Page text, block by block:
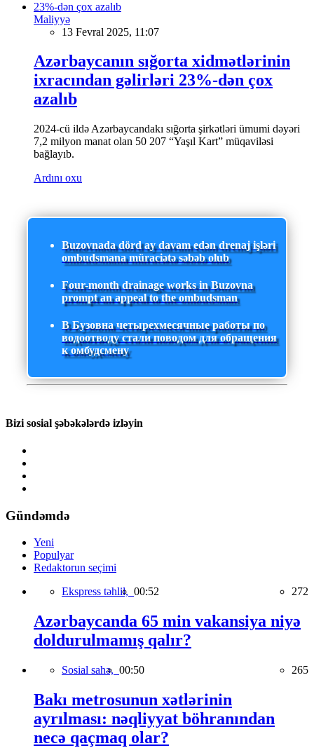
Maliyyə
13 Fevral 2025, 11:07
Azərbaycanın sığorta xidmətlərinin
ixracından gəlirləri 23%-dən çox
azalıb
2024-cü ildə Azərbaycandakı sığorta şirkətləri ümumi dəyəri
7,2 milyon manat olan 50 207 “Yaşıl Kart” müqaviləsi
bağlayıb.
Ardını oxu
Buzovnada dörd ay davam edən drenaj işləri
ombudsmana müraciətə səbəb olub
Four-month drainage works in Buzovna
prompt an appeal to the ombudsman
В Бузовна четырехмесячные работы по
водоотводу стали поводом для обращения
к омбудсмену
Bizi sosial şəbəkələrdə izləyin
Gündəmdə
Yeni
Populyar
Redaktorun seçimi
Ekspress təhlil, 00:52 272
Azərbaycanda 65 min vakansiya niyə
doldurulmamış qalır?
Sosial sahə, 00:50 265
Bakı metrosunun xətlərinin
ayrılması: nəqliyyat böhranından
necə qaçmaq olar?